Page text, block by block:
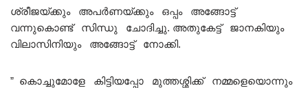
ശ്രീജയ്ക്കും അപർണയ്ക്കും ഒപ്പം അങ്ങോട്ട്
വന്നുകൊണ്ട് സിന്ധു ചോദിച്ചു. അതുകേട്ട് ജാനകിയും
വിലാസിനിയും അങ്ങോട്ട്‌ നോക്കി.
” കൊച്ചുമോളേ കിട്ടിയപ്പോ മുത്തശ്ശിക്ക് നമ്മളെയൊന്നും